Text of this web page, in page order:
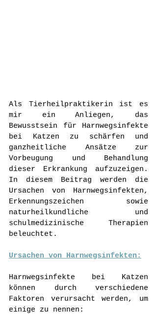
Als Tierheilpraktikerin ist es
mir ein Anliegen, das
Bewusstsein für Harnwegsinfekte
bei Katzen zu schärfen und
ganzheitliche Ansätze zur
Vorbeugung und Behandlung
dieser Erkrankung aufzuzeigen.
In diesem Beitrag werden die
Ursachen von Harnwegsinfekten,
Erkennungszeichen sowie
naturheilkundliche und
schulmedizinische Therapien
beleuchtet.
Ursachen von Harnwegsinfekten:
Harnwegsinfekte bei Katzen
können durch verschiedene
Faktoren verursacht werden, um
einige zu nennen: